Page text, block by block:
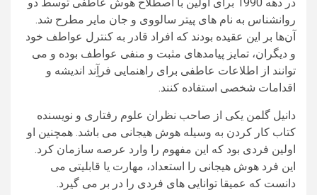
روانشناس به نام‌ های پیتر سالووی و جان مایر مطرح شد.
آن‌ها بر این عقیده بودند که افراد قادر به کنترل عواطف خود
و دیگران، تمایز پیامدهای مثبت و منفی عواطف بوده و می‌
توانند از اطلاعات عاطفی برای راهنمایی فرآِند اندیشه و
اقدامات شخصی استفاده کنند.
دانیل گلمن یکی از صاحب نظران علوم رفتاری و نویسنده
کتاب کار کردن به وسیله هوش هیجانی می‌ باشد. همچنین او
اولین فردی بود که این مفهوم را وارد عرصه سازمان کرد.
این فرد هوش هیجانی را استعداد، مهارت یا قابلیتی می‌
دانست که عمیقا توانایی‌ های فردی را در بر می‌ گیرد.